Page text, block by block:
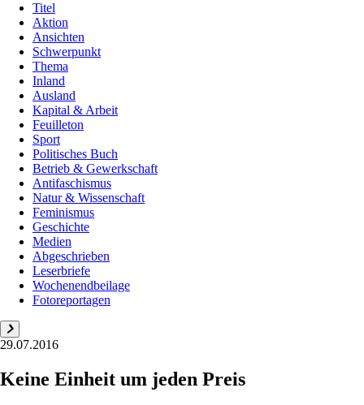
Titel
Aktion
Ansichten
Schwerpunkt
Thema
Inland
Ausland
Kapital & Arbeit
Feuilleton
Sport
Politisches Buch
Betrieb & Gewerkschaft
Antifaschismus
Natur & Wissenschaft
Feminismus
Geschichte
Medien
Abgeschrieben
Leserbriefe
Wochenendbeilage
Fotoreportagen
29.07.2016
Keine Einheit um jeden Preis